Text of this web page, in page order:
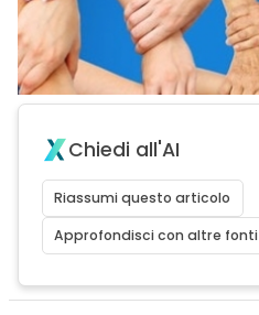
Chiedi all'AI
Riassumi questo articolo
Approfondisci con altre fonti